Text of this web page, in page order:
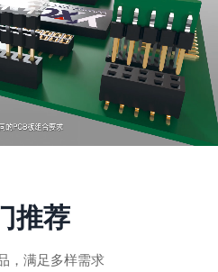
推荐
，满足多样需求